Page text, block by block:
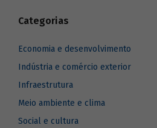
Categorias
Economia e desenvolvimento
Indústria e comércio exterior
Infraestrutura
Meio ambiente e clima
Social e cultura